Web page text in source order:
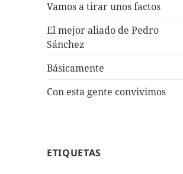
Vamos a tirar unos factos
El mejor aliado de Pedro
Sánchez
Básicamente
Con esta gente convivimos
ETIQUETAS